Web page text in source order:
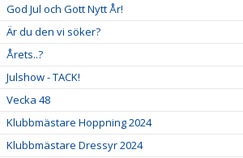
God Jul och Gott Nytt År!
Är du den vi söker?
Årets..?
Julshow - TACK!
Vecka 48
Klubbmästare Hoppning 2024
Klubbmästare Dressyr 2024